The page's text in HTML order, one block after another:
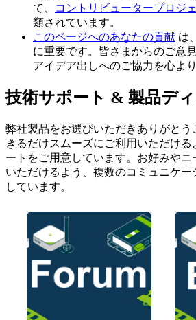
て、
コントリビュータープロジ
類されています。
このページへのあなたの貢献 は
に重要です。皆さまからのご意
アイデア出しへのご協力を心よ
技術サポート & 製品デ
弊社製品をお選びいただきありがと
きるだけスムーズにご利用いただけ
ートをご用意しています。お好みや
いただけるよう、複数のコミュニケ
しています。